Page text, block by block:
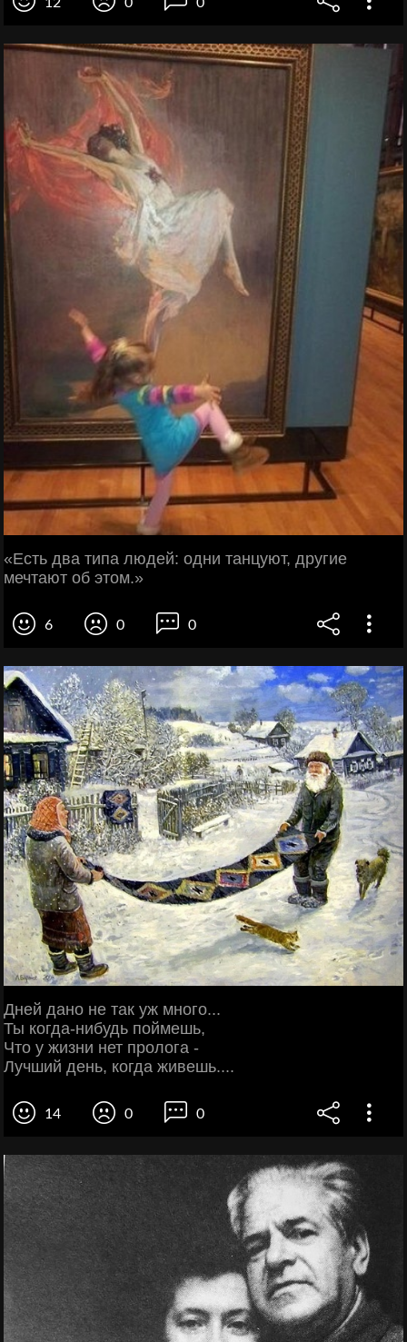
«Есть два типа людей: одни танцуют, другие
мечтают об этом.»
6 0 0
Дней дано не так уж много...
Ты когда-нибудь поймешь,
Что у жизни нет пролога -
Лучший день, когда живешь....
14 0 0